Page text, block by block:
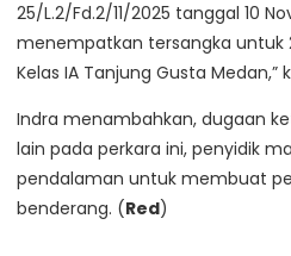
25/L.2/Fd.2/11/2025 tanggal 10
menempatkan tersangka untuk
Kelas IA Tanjung Gusta Medan,”
Indra menambahkan, dugaan
lain pada perkara ini, penyidik
pendalaman untuk membuat
benderang. (Red)